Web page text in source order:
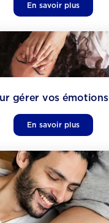
En savoir plus
gérer vos émotions
En savoir plus